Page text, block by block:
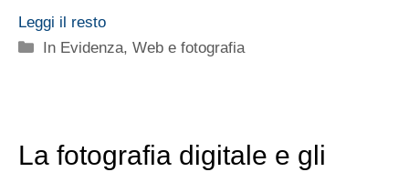
Leggi il resto
Categorie
In Evidenza,Web e fotografia
La fotografia digitale e gli